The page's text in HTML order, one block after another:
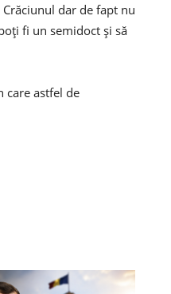
dar de fapt nu
fi un semidoct și să
care astfel de